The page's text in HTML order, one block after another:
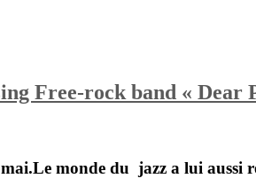
Free-rock band « Dear
monde du jazz a lui aussi